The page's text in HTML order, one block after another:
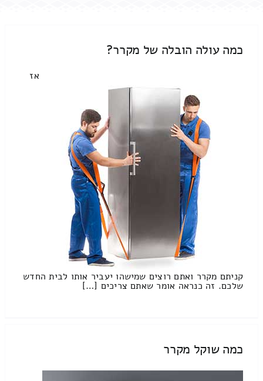
כמה עולה הובלה של מקרר?
אז
קניתם מקרר ואתם רוצים שמישהו יעביר אותו לבית החדש
שלכם. זה כנראה אומר שאתם צריכים […]
כמה שוקל מקרר